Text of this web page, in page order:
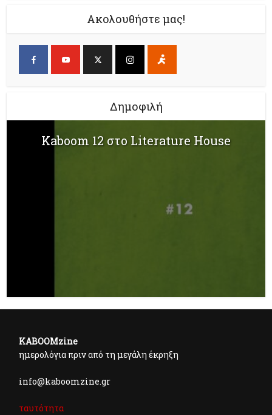
Ακολουθήστε μας!
Δημοφιλή
Kaboom 12 στο Literature House
KABOOMzine
ημερολόγια πριν από τη μεγάλη έκρηξη
info@kaboomzine.gr
ταυτότητα